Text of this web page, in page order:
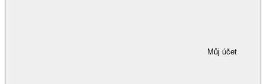
Můj účet